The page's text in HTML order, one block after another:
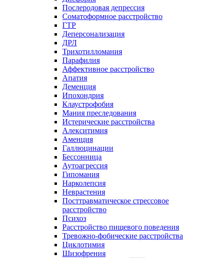
Послеродовая депрессия
Соматоформное расстройство
ГТР
Деперсонализация
ДРЛ
Трихотилломания
Парафилия
Аффективное расстройство
Апатия
Деменция
Ипохондрия
Клаустрофобия
Мания преследования
Истерические расстройства
Алекситимия
Аменция
Галлюцинации
Бессонница
Аутоагрессия
Гипомания
Нарколепсия
Неврастения
Посттравматическое стрессовое
расстройство
Психоз
Расстройство пищевого поведения
Тревожно-фобические расстройства
Циклотимия
Шизофрения